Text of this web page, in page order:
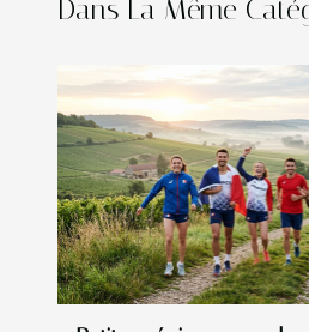
Dans La Même